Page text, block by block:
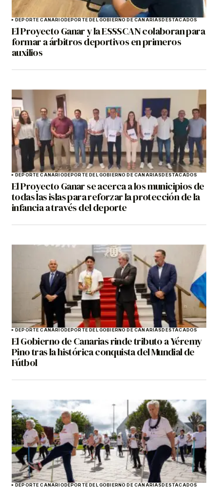
DEPORTE CANARIODEPORTE DEL GOBIERNO DE CANARIASDESTACADOS
El Proyecto Ganar y la ESSSCAN colaboran para
formar a árbitros deportivos en primeros
auxilios
DEPORTE CANARIODEPORTE DEL GOBIERNO DE CANARIASDESTACADOS
El Proyecto Ganar se acerca a los municipios de
todas las islas para reforzar la protección de la
infancia a través del deporte
DEPORTE CANARIODEPORTE DEL GOBIERNO DE CANARIASDESTACADOS
El Gobierno de Canarias rinde tributo a Yéremy
Pino tras la histórica conquista del Mundial de
Fútbol
DEPORTE CANARIODEPORTE DEL GOBIERNO DE CANARIASDESTACADOS